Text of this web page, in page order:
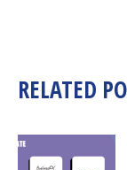
RELATED